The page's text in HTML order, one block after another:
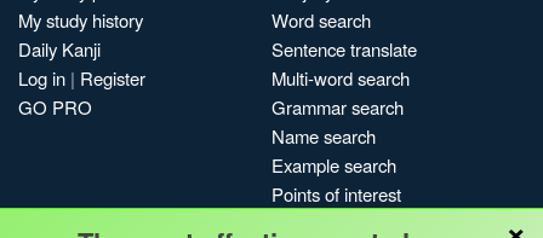
My study history
Daily Kanji
Log in | Register
GO PRO
Word search
Sentence translate
Multi-word search
Grammar search
Name search
Example search
Points of interest